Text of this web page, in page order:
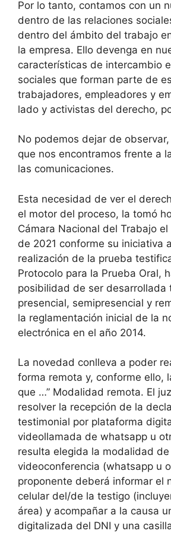
Por lo tanto, contamos con un
dentro de las relaciones
dentro del ámbito del trabajo
la empresa. Ello devenga en
características de intercambio
sociales que forman parte de
trabajadores, empleadores y
lado y activistas del derecho,
No podemos dejar de
que nos encontramos frente a
las comunicaciones.
Esta necesidad de ver el
el motor del proceso, la tomó
Cámara Nacional del Trabajo
de 2021 conforme su iniciativa
realización de la prueba
Protocolo para la Prueba Oral,
posibilidad de ser desarrollada
presencial, semipresencial y
la reglamentación inicial de la
electrónica en el año 2014.
La novedad conlleva a poder
forma remota y, conforme ello,
que …” Modalidad remota. El
resolver la recepción de la
testimonial por plataforma
videollamada de whatsapp u
resulta elegida la modalidad de
videoconferencia (whatsapp u
proponente deberá informar el
celular del/de la testigo
área) y acompañar a la causa
digitalizada del DNI y una